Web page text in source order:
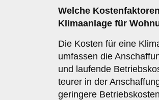
Welche
Klimaanlage für
Die Kosten für eine
umfassen die
und laufende
teurer in der
geringere